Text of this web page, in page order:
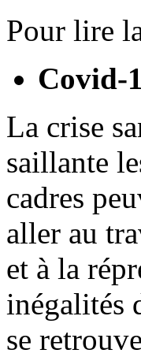
Pour lire
Covid-
La crise
saillante
cadres
aller au
et à la
inégalités
se